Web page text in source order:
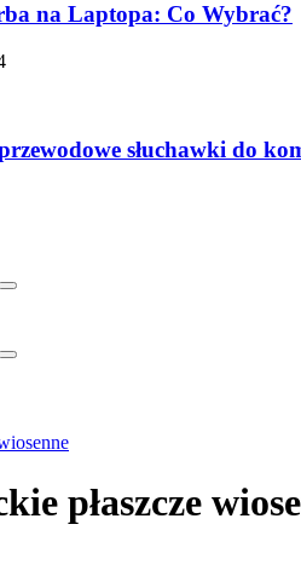
na Laptopa: Co Wybrać?
słuchawki do
Search
Search
płaszcze